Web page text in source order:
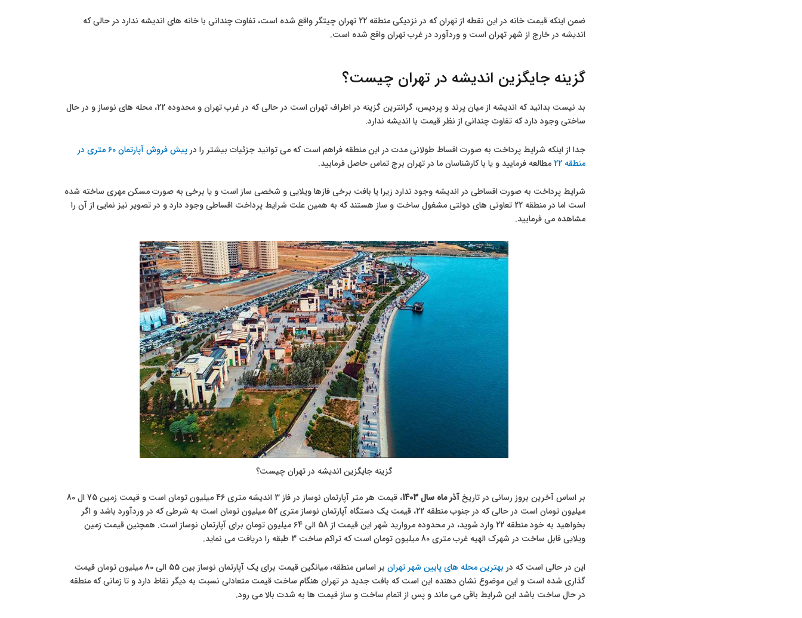
ضمن اینکه قیمت خانه در این نقطه از تهران که در نزدیکی منطقه 22 تهران چیتگر واقع شده است، تفاوت چندانی با خانه های اندیشه ندارد در حالی که
اندیشه در خارج از شهر تهران است و وردآورد در غرب تهران واقع شده است.
گزینه جایگزین اندیشه در تهران چیست؟
بد نیست بدانید که اندیشه از میان پرند و پردیس، گرانترین گزینه در اطراف تهران است در حالی که در غرب تهران و محدوده 22، محله های نوساز و در حال
ساختی وجود دارد که تفاوت چندانی از نظر قیمت با اندیشه ندارد.
جدا از اینکه شرایط پرداخت به صورت اقساط طولانی مدت در این منطقه فراهم است که می توانید جزئیات بیشتر را در
پیش فروش آپارتمان 60 متری در
منطقه 22
مطالعه فرمایید و یا با کارشناسان ما در تهران برج تماس حاصل فرمایید.
شرایط پرداخت به صورت اقساطی در اندیشه وجود ندارد زیرا یا بافت برخی فازها ویلایی و شخصی ساز است و یا برخی به صورت مسکن مهری ساخته شده
است اما در منطقه 22 تعاونی های دولتی مشغول ساخت و ساز هستند که به همین علت شرایط پرداخت اقساطی وجود دارد و در تصویر نیز نمایی از آن را
مشاهده می فرمایید.
گزینه جایگزین اندیشه در تهران چیست؟
بر اساس آخرین بروز رسانی در تاریخآذر ماه سال 1403
، قیمت هر متر آپارتمان نوساز در فاز 3 اندیشه متری 46 میلیون تومان است و قیمت زمین 75 ال 80
میلیون تومان است در حالی که در جنوب منطقه 22، قیمت یک دستگاه آپارتمان نوساز متری 52 میلیون تومان است به شرطی که در وردآورد باشد و اگر
بخواهید به خود منطقه 22 وارد شوید، در محدوده مروارید شهر این قیمت از 58 الی 64 میلیون تومان برای آپارتمان نوساز است. همچنین قیمت زمین
ویلایی قابل ساخت در شهرک الهیه غرب متری 80 میلیون تومان است که تراکم ساخت 3 طبقه را دریافت می نماید.
این در حالی است که در بهترین محله های پایین شهر تهران
بر اساس منطقه، میانگین قیمت برای یک آپارتمان نوساز بین 55 الی 80 میلیون تومان قیمت
گذاری شده است و این موضوع نشان دهنده این است که بافت جدید در تهران هنگام ساخت قیمت متعادلی نسبت به دیگر نقاط دارد و تا زمانی که منطقه
در حال ساخت باشد این شرایط باقی می ماند و پس از اتمام ساخت و ساز قیمت ها به شدت بالا می رود.